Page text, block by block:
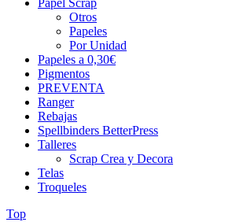
Papel Scrap
Otros
Papeles
Por Unidad
Papeles a 0,30€
Pigmentos
PREVENTA
Ranger
Rebajas
Spellbinders BetterPress
Talleres
Scrap Crea y Decora
Telas
Troqueles
Top